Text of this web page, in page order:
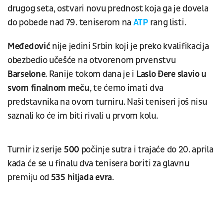
drugog seta, ostvari novu prednost koja ga je dovela
do pobede nad 79. teniserom na ATP rang listi.
Međedovićnije jedini Srbin koji je preko kvalifikacija
obezbedio učešće na otvorenom prvenstvu
Barselone. Ranije tokom dana je i Laslo Đere slavio u
svom finalnom meču, te ćemo imati dva
predstavnika na ovom turniru. Naši teniseri još nisu
saznali ko će im biti rivali u prvom kolu.
Turnir iz serije 500 počinje sutra i trajaće do 20. aprila
kada će se u finalu dva tenisera boriti za glavnu
premiju od 535 hiljada evra.